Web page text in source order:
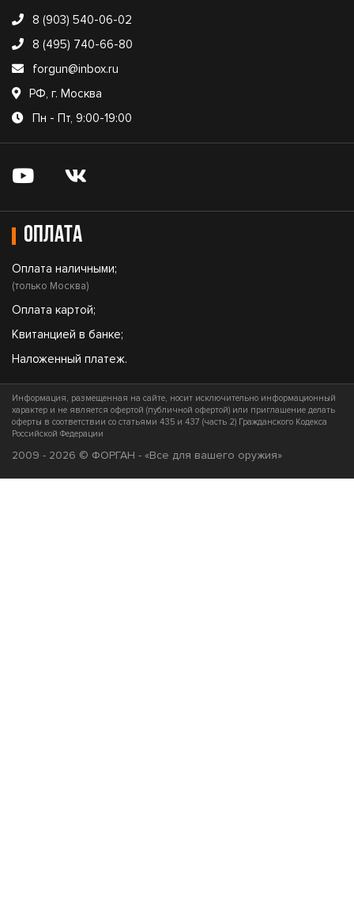
8 (903) 540-06-02
8 (495) 740-66-80
forgun@inbox.ru
РФ, г. Москва
Пн - Пт, 9:00-19:00
Оплата
Оплата наличными;
(только Москва)
Оплата картой;
Квитанцией в банке;
Наложенный платеж.
Информация, размещенная на сайте, носит исключительно информационный
характер и не является офертой (публичной офертой) или приглашение делать
оферты в соответствии со статьями 435 и 437 (часть 2) Гражданского Кодекса
Российской Федерации
2009 - 2026 © ФОРГАН - «Все для вашего оружия»